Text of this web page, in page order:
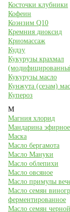
Косточки клубники
Кофеин
Коэнзим Q10
Кремния диоксид
Криомассаж
Кудзу
Кукурузы крахмал
Кукурузы масло
Кунжута (сезам)
Купероз
М
Магния хлорид
Мандарина
Маска
Масло бергамота
Масло Мануки
Масло облепихи
Масло овсяное
Масло примулы
Масло семян
ферментированное
Масло семян